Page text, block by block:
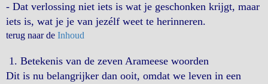
- Dat verlossing niet iets is wat je geschonken krijgt, maar
iets is, wat je je van jezélf weet te herinneren.
terug naar de Inhoud
1. Betekenis van de zeven Arameese woorden
Dit is nu belangrijker dan ooit, omdat we leven in een